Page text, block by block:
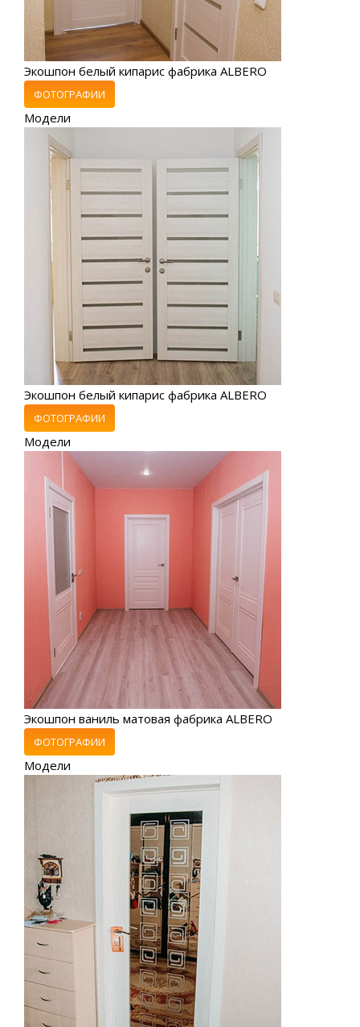
Экошпон белый кипарис фабрика ALBERO
ФОТОГРАФИИ
Модели
Экошпон белый кипарис фабрика ALBERO
ФОТОГРАФИИ
Модели
Экошпон ваниль матовая фабрика ALBERO
ФОТОГРАФИИ
Модели